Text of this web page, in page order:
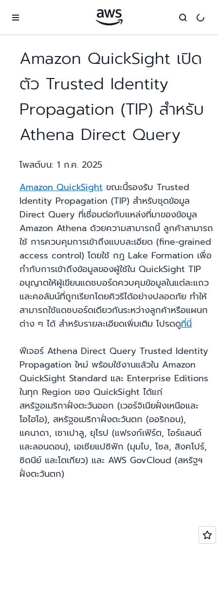
Amazon QuickSight เปิด
ตัว Trusted Identity
Propagation (TIP) สำหรับ
Athena Direct Query
โพสต์บน: 1 ก.ค. 2025
Amazon QuickSight ขณะนี้รองรับ Trusted
Identity Propagation (TIP) สำหรับชุดข้อมูล
Direct Query ที่เชื่อมต่อกับแหล่งที่มาของข้อมูล
Amazon Athena ด้วยความสามารถนี้ ลูกค้าสามารถ
ใช้ การควบคุมการเข้าถึงแบบละเอียด (fine-grained
access control) โดยใช้ กฎ Lake Formation เพื่อ
กำกับการเข้าถึงข้อมูลของผู้ใช้ใน QuickSight TIP
อนุญาตให้ผู้เขียนแดชบอร์ดควบคุมข้อมูลในแต่ละแถว
และคอลัมน์ที่ถูกเรียกโดยคิวรีได้อย่างปลอดภัย ทำให้
สามารถใช้แดชบอร์ดเดียวกันระหว่างลูกค้าหรือแผนก
ต่าง ๆ ได้ สำหรับรายละเอียดเพิ่มเติม โปรดดูที่นี่
ฟีเจอร์ Athena Direct Query Trusted Identity
Propagation ใหม่ พร้อมใช้งานแล้วใน Amazon
QuickSight Standard และ Enterprise Editions
ในทุก Region ของ QuickSight ได้แก่
สหรัฐอเมริกาฝั่งตะวันออก (เวอร์จิเนียฝั่งเหนือและ
โอไฮโอ), สหรัฐอเมริกาฝั่งตะวันตก (ออริกอน),
แคนาดา, เซาเปาลู, ยุโรป (แฟรงก์เฟิร์ต, ไอร์แลนด์
และลอนดอน), เอเชียแปซิฟิก (มุมไบ, โซล, สิงคโปร์,
ซิดนีย์ และโตเกียว) และ AWS GovCloud (สหรัฐฯ
ฝั่งตะวันตก)